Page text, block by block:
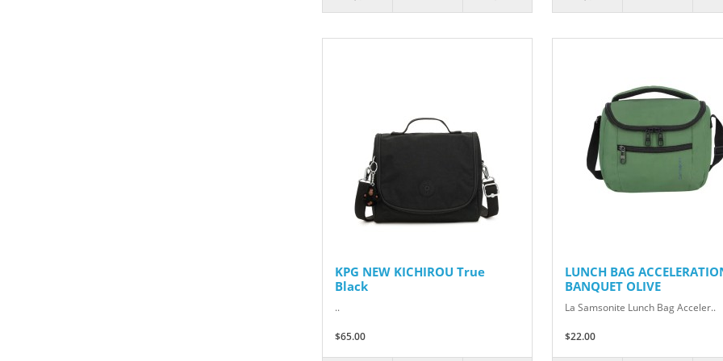
KPG NEW KICHIROU True
Black
..
$65.00
LUNCH BAG
BANQUET OLIVE
La Samsonite Lunch Bag Acceler..
$22.00